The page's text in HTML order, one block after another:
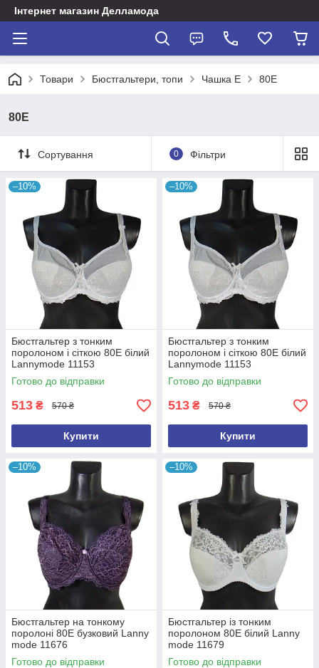
Інтернет магазин Делламода
Товари Бюстгальтери, топи Чашка Е 80E
80E
Сортування 0 Фільтри
–10%
Бюстгальтер з тонким
поролоном і сіткою 80Е білий
Lannymode 11153
Готово до відправки
513 ₴ 570 ₴
Купити
–10%
Бюстгальтер з тонким
поролоном і сіткою 80Е білий
Lannymode 11153
Готово до відправки
513 ₴ 570 ₴
Купити
–10%
Бюстгальтер на тонкому
поролоні 80E бузковий Lanny
mode 11676
Готово до відправки
–10%
Бюстгальтер із тонким
поролоном 80Е білий Lanny
mode 11679
Готово до відправки